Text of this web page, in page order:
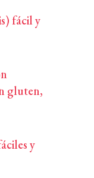
fácil y
gluten,
y